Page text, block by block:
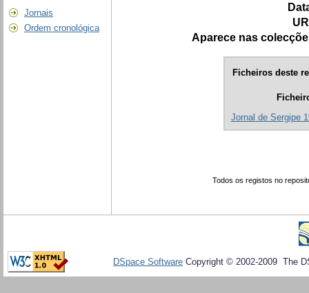
Jornais
Ordem cronológica
Aparece nas
Ficheiros deste
Jornal de Sergipe
Todos os registos no
DSpace Software Copyright © 2002-2009 The